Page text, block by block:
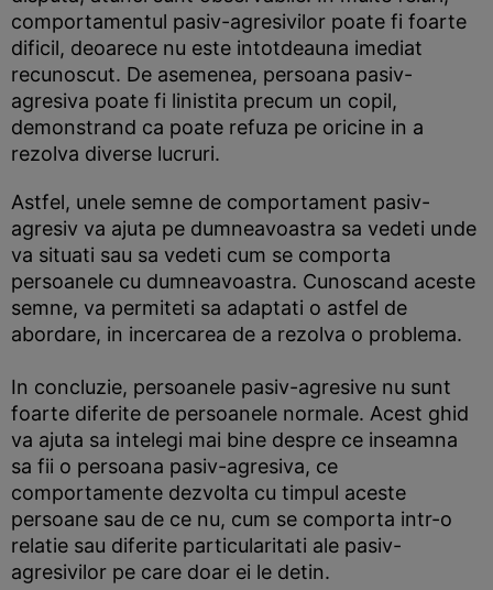
comportamentul pasiv-agresivilor poate fi foarte
dificil, deoarece nu este intotdeauna imediat
recunoscut. De asemenea, persoana pasiv-
agresiva poate fi linistita precum un copil,
demonstrand ca poate refuza pe oricine in a
rezolva diverse lucruri.
Astfel, unele semne de comportament pasiv-
agresiv va ajuta pe dumneavoastra sa vedeti unde
va situati sau sa vedeti cum se comporta
persoanele cu dumneavoastra. Cunoscand aceste
semne, va permiteti sa adaptati o astfel de
abordare, in incercarea de a rezolva o problema.
In concluzie, persoanele pasiv-agresive nu sunt
foarte diferite de persoanele normale. Acest ghid
va ajuta sa intelegi mai bine despre ce inseamna
sa fii o persoana pasiv-agresiva, ce
comportamente dezvolta cu timpul aceste
persoane sau de ce nu, cum se comporta intr-o
relatie sau diferite particularitati ale pasiv-
agresivilor pe care doar ei le detin.